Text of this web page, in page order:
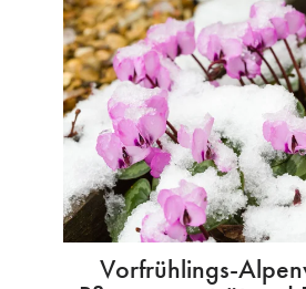
Vorfrühlings-